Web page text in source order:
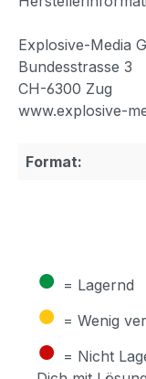
Explosive-Media
Bundesstrasse 3
CH-6300 Zug
www.explosive-
Format:
● = Lagernd
● = Wenig
● = Nicht